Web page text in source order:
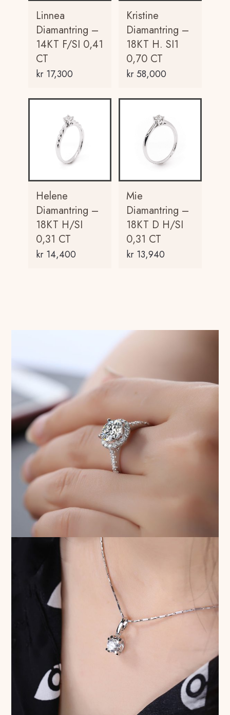
Linnea
Diamantring –
14KT F/SI 0,41
CT
kr 17,300
Kristine
Diamantring –
18KT H. SI1
0,70 CT
kr58,000
Helene
Diamantring –
18KT H/SI
0,31 CT
kr 14,400
Mie
Diamantring –
18KT D H/SI
0,31 CT
kr13,940